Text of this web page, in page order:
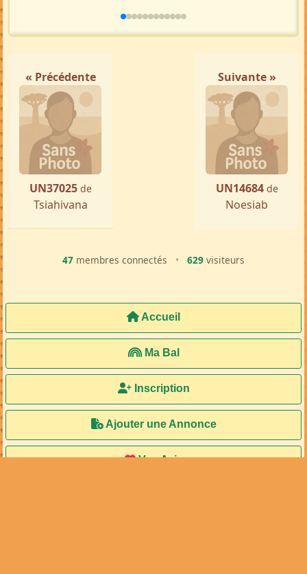
« Précédente
UN37025 de
Tsiahivana
Suivante »
UN14684 de
Noesiab
47 membres connectés • 629 visiteurs
Accueil
Ma Bal
Inscription
Ajouter une Annonce
Vos Avis